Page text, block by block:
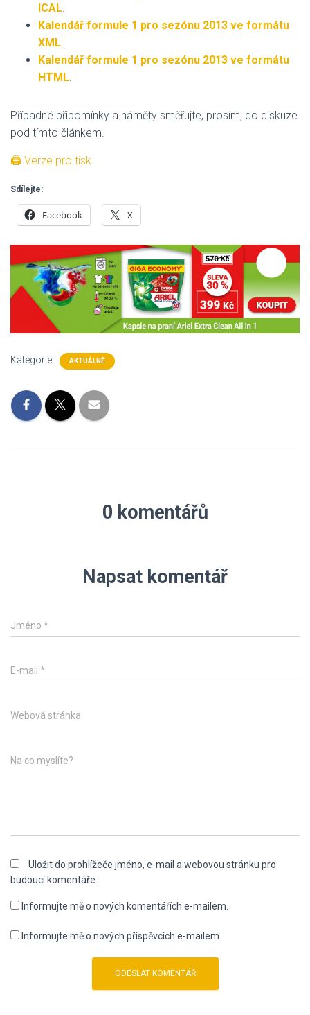
ICAL
Kalendář formule 1 pro sezónu 2013 ve formátu
XML
Kalendář formule 1 pro sezónu 2013 ve formátu
HTML
Případné připomínky a náměty směřujte, prosím, do diskuze
pod tímto článkem.
🖨 Verze pro tisk
Sdílejte:
Facebook X
Kategorie: AKTUÁLNĚ
0 komentářů
Napsat komentář
Jméno *
E-mail *
Webová stránka
Na co myslíte?
Uložit do prohlížeče jméno, e-mail a webovou stránku pro
budoucí komentáře.
Informujte mě o nových komentářích e-mailem.
Informujte mě o nových příspěvcích e-mailem.